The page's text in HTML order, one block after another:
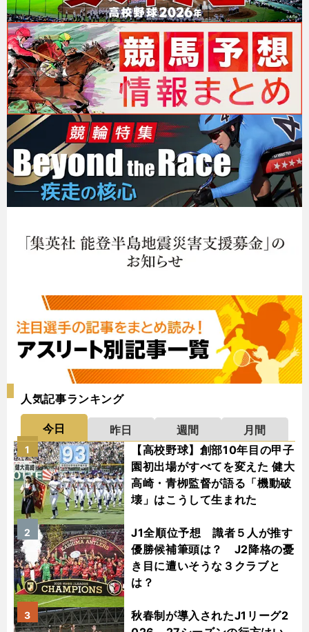
人気記事ランキング
今日 昨日 週間
月間
【高校野球】創部10年目の甲子
園初出場がすべてを変えた 健大
高崎・青栁監督が語る「機動破
壊」はこうして生まれた
1
J1全順位予想 識者５人が推す
優勝候補筆頭は？ J2降格の憂
き目に遭いそうな３クラブと
は？
2
秋春制が導入されたJ1リーグ2
3